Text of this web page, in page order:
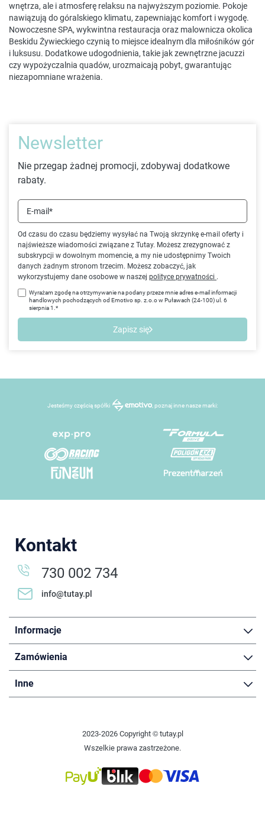
wnętrza, ale i atmosferę relaksu na najwyższym poziomie. Pokoje
nawiązują do góralskiego klimatu, zapewniając komfort i wygodę.
Nowoczesne SPA, wykwintna restauracja oraz malownicza okolica
Beskidu Żywieckiego czynią to miejsce idealnym dla miłośników gór
i luksusu. Dodatkowe udogodnienia, takie jak zewnętrzne jacuzzi
czy wypożyczalnia quadów, urozmaicają pobyt, gwarantując
niezapomniane wrażenia.
Newsletter
Nie przegap żadnej promocji, zdobywaj dodatkowe
rabaty.
Od czasu do czasu będziemy wysyłać na Twoją skrzynkę e-mail oferty i
najświeższe wiadomości związane z Tutay. Możesz zrezygnować z
subskrypcji w dowolnym momencie, a my nie udostępnimy Twoich
danych żadnym stronom trzecim. Możesz zobaczyć, jak
wykorzystujemy dane osobowe w naszej polityce prywatności .
E-mail*
Wyrażam zgodę na otrzymywanie na podany przeze mnie adres e-mail informacji
handlowych pochodzących od Emotivo sp. z.o.o w Puławach (24-100) ul. 6
sierpnia 1.*
Zapisz się
Jesteśmy częścią spółki , poznaj inne nasze marki:
Kontakt
730 002 734
info@tutay.pl
Informacje
Zamówienia
Inne
2023-2026 Copyright © tutay.pl
Wszelkie prawa zastrzeżone.